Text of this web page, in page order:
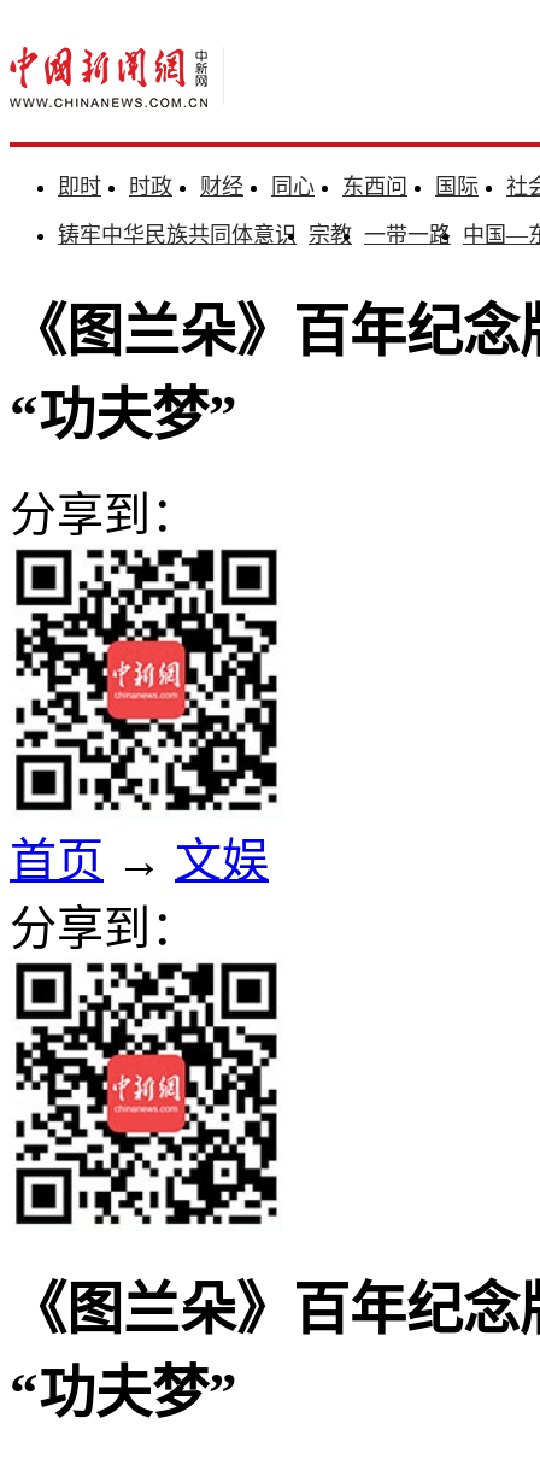
即时 时政 财经 同心 东西问 国际
社
铸牢中华民族共同体意识 宗教 一带一路 中国—
《图兰朵》百年纪
“功夫梦”
分享到：
首页 → 文娱
分享到：
《图兰朵》百年纪
“功夫梦”